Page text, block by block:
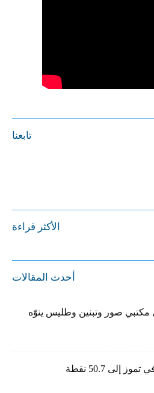
تابعنا
الأكثر قراءة
أحدث المقالات
صور وتبنين وطليس ينوّه